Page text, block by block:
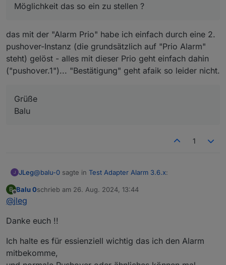
Möglichkeit das so ein zu stellen ?
das mit der "Alarm Prio" habe ich einfach durch eine 2.
pushover-Instanz (die grundsätzlich auf "Prio Alarm"
steht) gelöst - alles mit dieser Prio geht einfach dahin
("pushover.1")... "Bestätigung" geht afaik so leider nicht.
Grüße
Balu
1
JLeg@balu-0 sagte in Test Adapter Alarm 3.6.x:
Bei meinen Wasseralarmen über Blockli kann ich
einstellen.
Habe ich über den Adapter auch irgend eine
Möglichkeit das so ein zu stellen ?
das mit der "Alarm Prio" habe ich einfach durch eine 2.
steht) gelöst - alles mit dieser Prio geht einfach dahin
("pushover.1")... "Bestätigung" geht afaik so leider nicht.
Grüße
Balu
B
Offline
Balu 0schrieb am 26. Aug. 2024, 13:44
zuletzt editiert von
@jleg
Danke euch !!
Ich halte es für essienziell wichtig das ich den Alarm
mitbekomme,